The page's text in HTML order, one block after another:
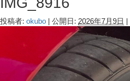
投稿者: okubo | 公開日: 2026年7月9日 |